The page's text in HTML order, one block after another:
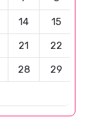
14 15
21 22
28 29